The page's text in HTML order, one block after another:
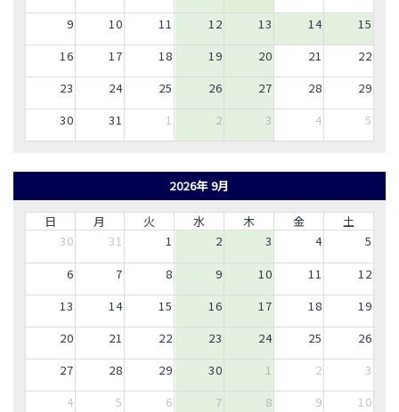
9
10 11 12 13 14
15
16
17 18 19 20 21
22
23
24 25 26 27 28
29
30
31 1 2 3 4 5
2026年 9月
日 月 火 水 木 金
土
30
31 1 2 3 4
5
6
7 8 9 10 11
12
13
14 15 16 17 18
19
20
21 22 23 24 25
26
27
28 29 30 1 2
3
4
5 6 7 8 9 10